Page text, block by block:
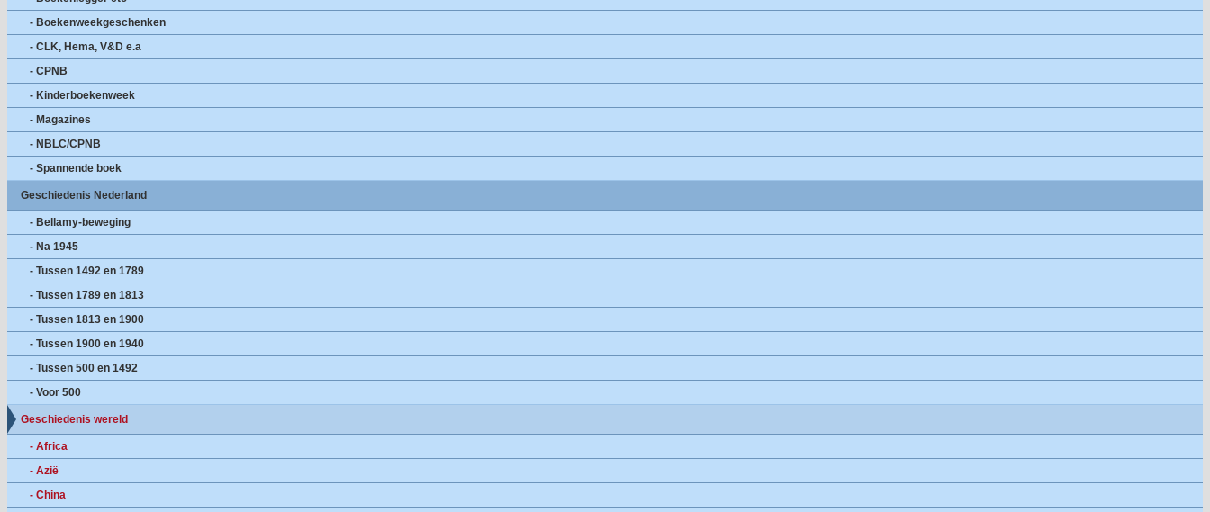
- Boekenweekgeschenken
- CLK, Hema, V&D e.a
- CPNB
- Kinderboekenweek
- Magazines
- NBLC/CPNB
- Spannende boek
Geschiedenis Nederland
- Bellamy-beweging
- Na 1945
- Tussen 1492 en 1789
- Tussen 1789 en 1813
- Tussen 1813 en 1900
- Tussen 1900 en 1940
- Tussen 500 en 1492
- Voor 500
Geschiedenis wereld
- Africa
- Azië
- China